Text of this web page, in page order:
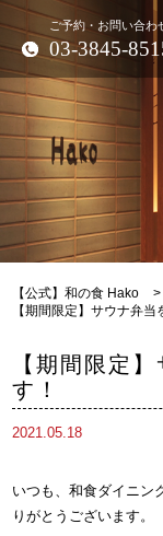
ご予約・お問い合わ
03-3845-
【公式】和の食 Hako
【期間限定】サウナ弁当
【期間限定
す！
2021.05.18
いつも、和食ダイニン
りがとうございます。